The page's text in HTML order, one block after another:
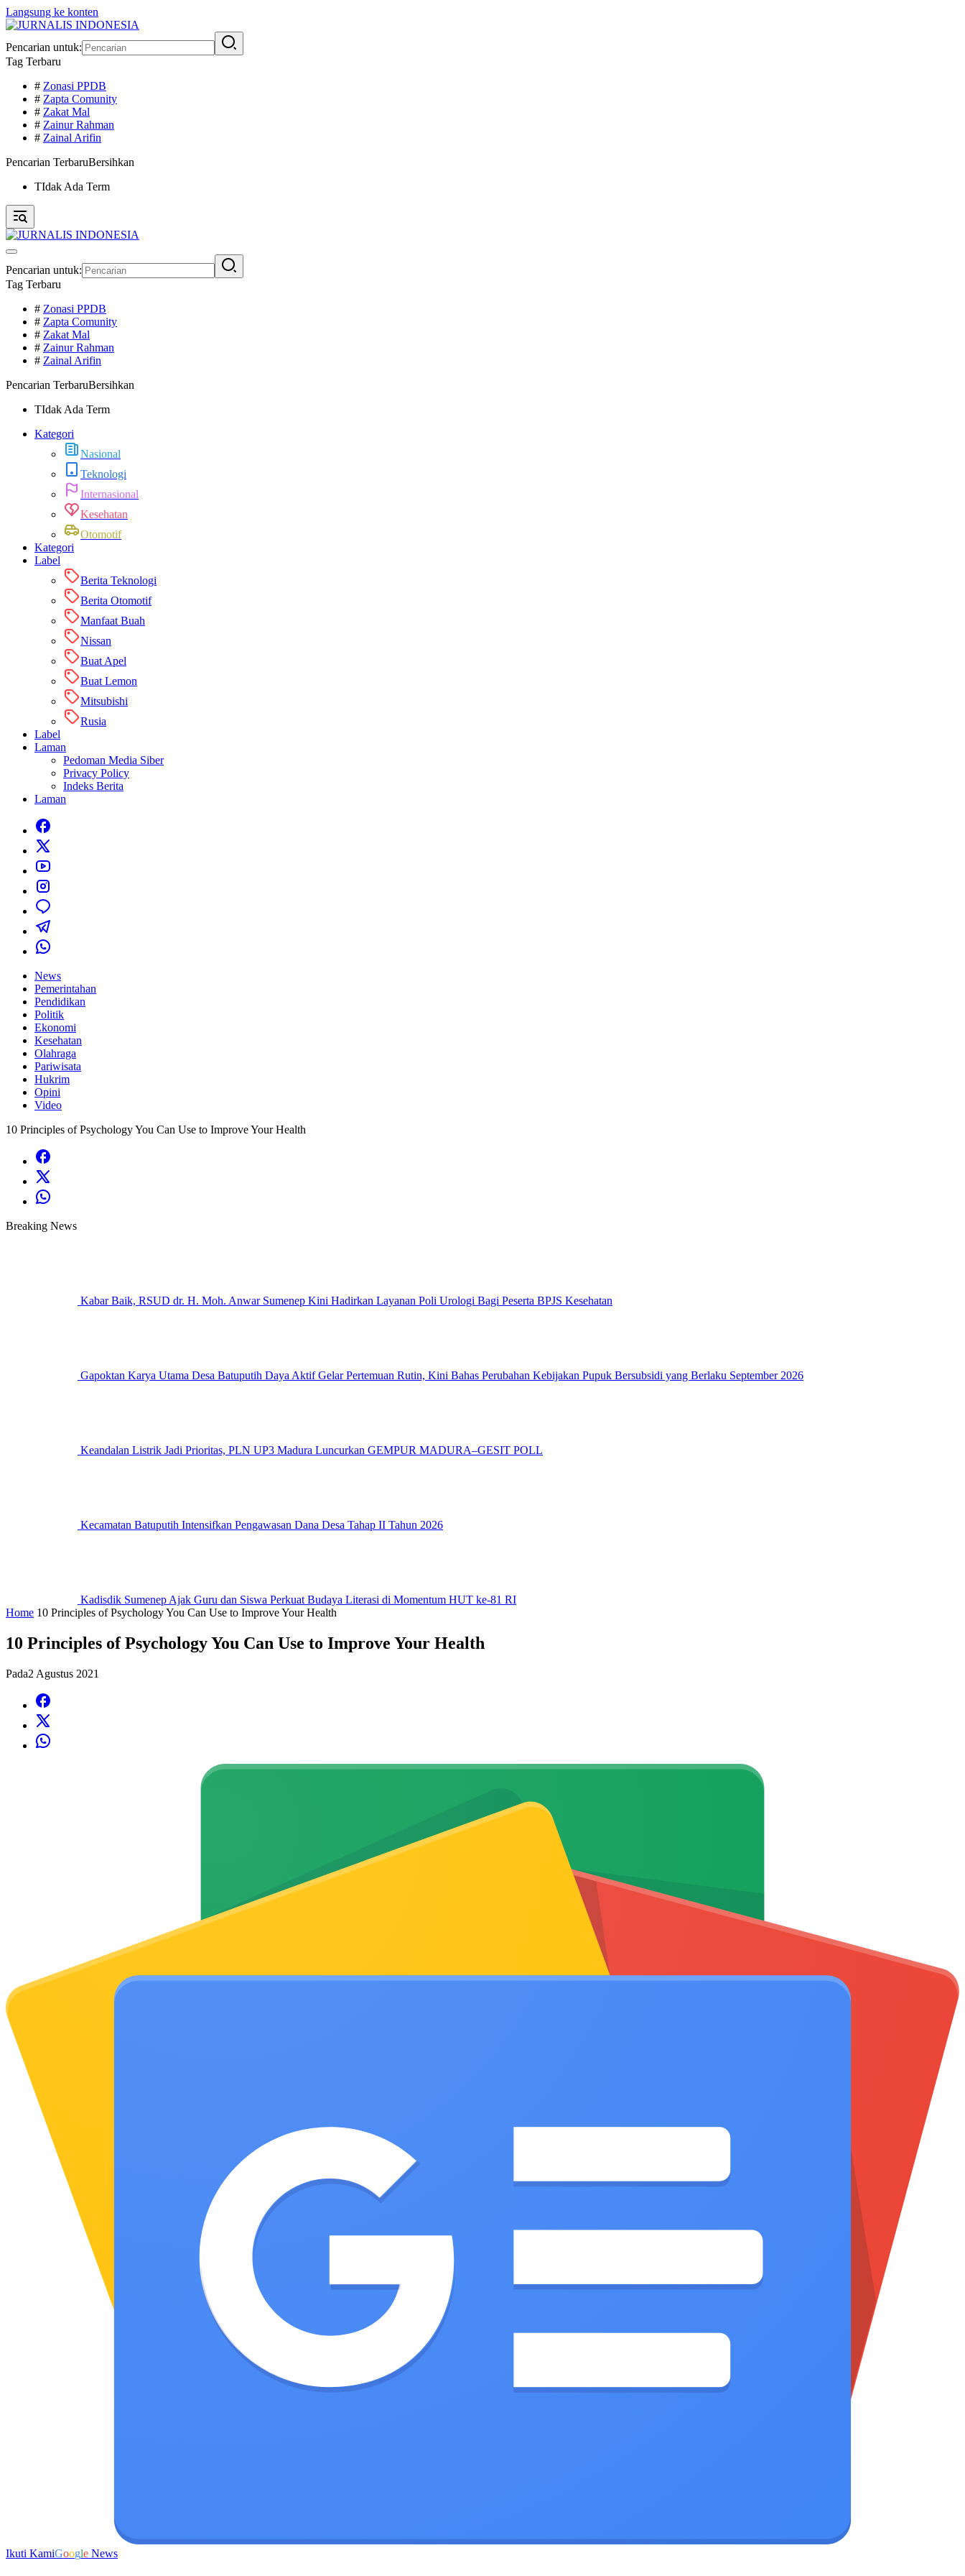
Langsung ke konten
Pencarian untuk:
Tag Terbaru
# Zonasi PPDB
# Zapta Comunity
# Zakat Mal
# Zainur Rahman
# Zainal Arifin
Pencarian TerbaruBersihkan
TIdak Ada Term
Pencarian untuk:
Tag Terbaru
# Zonasi PPDB
# Zapta Comunity
# Zakat Mal
# Zainur Rahman
# Zainal Arifin
Pencarian TerbaruBersihkan
TIdak Ada Term
Kategori
Nasional
Teknologi
Internasional
Kesehatan
Otomotif
Kategori
Label
Berita Teknologi
Berita Otomotif
Manfaat Buah
Nissan
Buat Apel
Buat Lemon
Mitsubishi
Rusia
Label
Laman
Pedoman Media Siber
Privacy Policy
Indeks Berita
Laman
News
Pemerintahan
Pendidikan
Politik
Ekonomi
Kesehatan
Olahraga
Pariwisata
Hukrim
Opini
Video
10 Principles of Psychology You Can Use to Improve Your Health
Breaking News
Kabar Baik, RSUD dr. H. Moh. Anwar Sumenep Kini Hadirkan Layanan Poli Urologi Bagi Peserta BPJS Kesehatan
Gapoktan Karya Utama Desa Batuputih Daya Aktif Gelar Pertemuan Rutin, Kini Bahas Perubahan Kebijakan Pupuk Bersubsidi yang Berlaku September 2026
Keandalan Listrik Jadi Prioritas, PLN UP3 Madura Luncurkan GEMPUR MADURA–GESIT POLL
Kecamatan Batuputih Intensifkan Pengawasan Dana Desa Tahap II Tahun 2026
Kadisdik Sumenep Ajak Guru dan Siswa Perkuat Budaya Literasi di Momentum HUT ke-81 RI
Home 10 Principles of Psychology You Can Use to Improve Your Health
10 Principles of Psychology You Can Use to Improve Your Health
Pada2 Agustus 2021
Ikuti KamiGoogle News